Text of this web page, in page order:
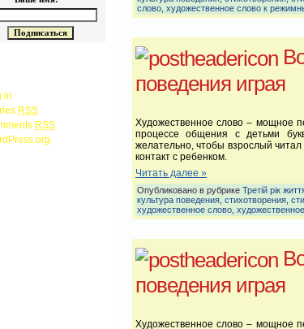
in
RSS
RSS
слово художественное слово к
поведения играя
Художественное слово – мощное
процессе общения с детьми
желательно, чтобы взрослый
контакт с ребенком.
Читать далее »
Опубликовано в рубрике Третій рік
культура поведения стихотворения
художественное слово
поведения играя
Художественное слово – мощное